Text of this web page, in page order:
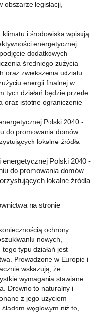
obszarze legislacji,
klimatu i środowiska wpisują
energetycznej
dodatkowych
średniego zużycia
oraz zwiększenia udziału
energii finalnej w
tych działań będzie przede
oraz istotne ograniczenie
Polski 2040 -
do promowania domów
lokalne źródła
energetycznej Polski 2040 -
do promowania domów
lokalne źródła
na stronie
ochrony
nowych,
typu działań jest
Prowadzone w Europie i
wskazują, że
wymagania stawiane
Drewno to naturalny i
z jego użyciem
węglowym niż te,